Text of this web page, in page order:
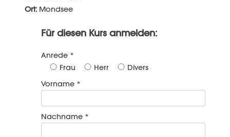
Ort: Mondsee
Für diesen Kurs anmelden:
Anrede *
Frau
Herr
Divers
Vorname *
Nachname *